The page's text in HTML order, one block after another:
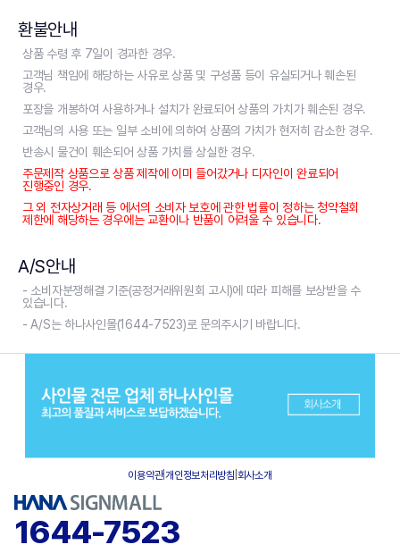
환불안내
상품 수령 후 7일이 경과한 경우.
고객님 책임에 해당하는 사유로 상품 및 구성품 등이 유실되거나 훼손된
경우.
포장을 개봉하여 사용하거나 설치가 완료되어 상품의 가치가 훼손된 경우.
고객님의 사용 또는 일부 소비에 의하여 상품의 가치가 현저히 감소한 경우.
반송시 물건이 훼손되어 상품 가치를 상실한 경우.
주문제작 상품으로 상품 제작에 이미 들어갔거나 디자인이 완료되어
진행중인 경우.
그 외 전자상거래 등 에서의 소비자 보호에 관한 법률이 정하는 청약철회
제한에 해당하는 경우에는 교환이나 반품이 어려울 수 있습니다.
A/S안내
- 소비자분쟁해결 기준(공정거래위원회 고시)에 따라 피해를 보상받을 수
있습니다.
- A/S는 하나사인몰(1644-7523)로 문의주시기 바랍니다.
이용약관|개인정보처리방침 회사소개
1644-7523